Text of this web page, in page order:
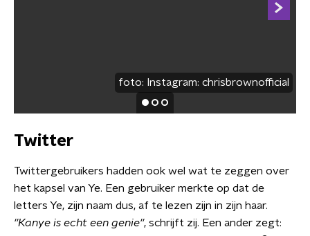
foto: Instagram: chrisbrownofficial
Twitter
Twittergebruikers hadden ook wel wat te zeggen over
het kapsel van Ye. Een gebruiker merkte op dat de
letters Ye, zijn naam dus, af te lezen zijn in zijn haar.
''Kanye is echt een genie'', schrijft zij. Een ander zegt: